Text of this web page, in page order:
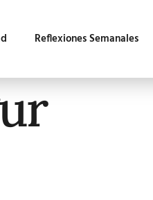
Reflexiones Semanales